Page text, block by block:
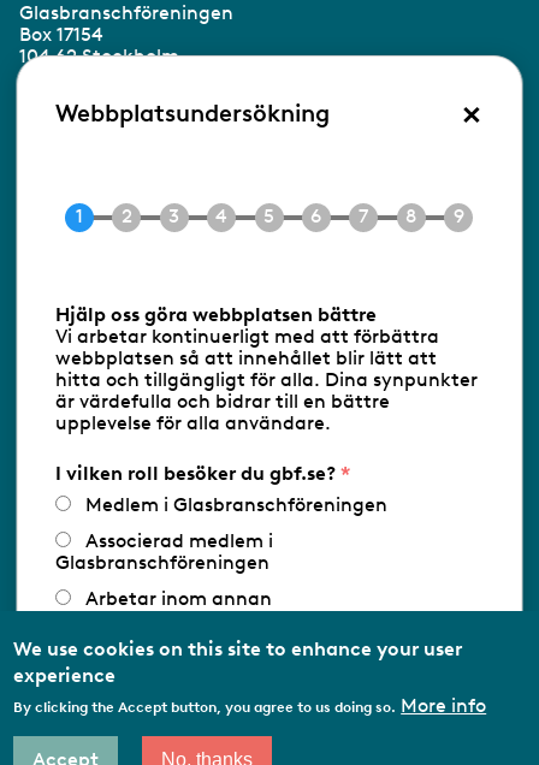
Glasbranschföreningen
Box 17154
104 62 Stockholm
Besöksadress:
Ringvägen 100
E-post info@gbf.se
Följ oss via RSS
Databasens namn:www.gbf.se-
Glasbranschföreningen AB - Ansvarig
utgivare: Sofia Wahlgren
Webbplatsundersökning ×
Hjälp oss göra webbplatsen bättre
Vi arbetar kontinuerligt med att förbättra
webbplatsen så att innehållet blir lätt att
hitta och tillgängligt för alla. Dina synpunkter
är värdefulla och bidrar till en bättre
upplevelse för alla användare.
I vilken roll besöker du gbf.se?
Medlem i Glasbranschföreningen
Associerad medlem i
Glasbranschföreningen
Arbetar inom annan
Utbildningsaktör
We use cookies on this site to enhance your user
experience
By clicking the Accept button, you agree to us doing so. More info
Accept No, thanks